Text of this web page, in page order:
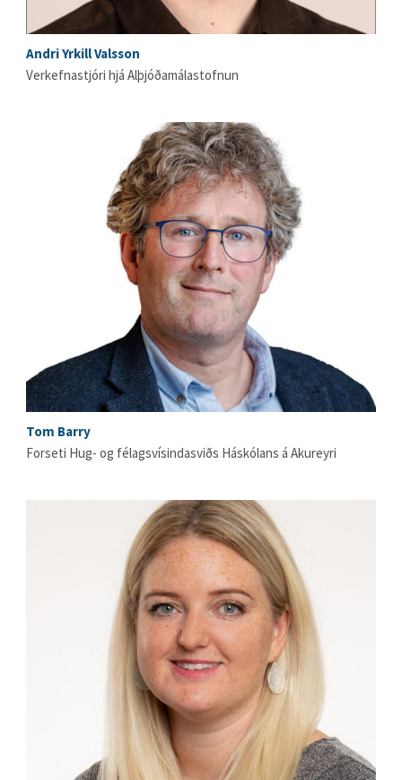
Andri Yrkill Valsson
Verkefnastjóri hjá Alþjóðamálastofnun
Tom Barry
Forseti Hug- og félagsvísindasviðs Háskólans á Akureyri